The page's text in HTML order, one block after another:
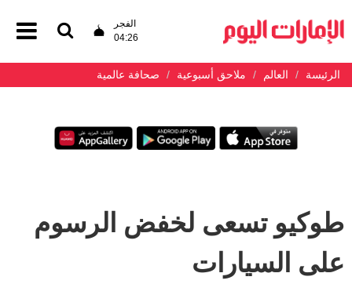
الفجر
04:26
الرئيسة العالم ملاحق أسبوعية صحافة عالمية
طوكيو تسعى لخفض الرسوم
على السيارات